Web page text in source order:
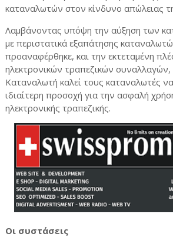
καταναλωτών στον κίνδυνο απώλειας
Λαμβάνοντας υπόψη την αύξηση των
με περιστατικά εξαπάτησης
προαναφέρθηκε, και την εκτεταμένη
ηλεκτρονικών τραπεζικών
Καταναλωτή καλεί τους καταναλωτές
ιδιαίτερη προσοχή για την ασφαλή
ηλεκτρονικής τραπεζικής.
Οι συστάσεις